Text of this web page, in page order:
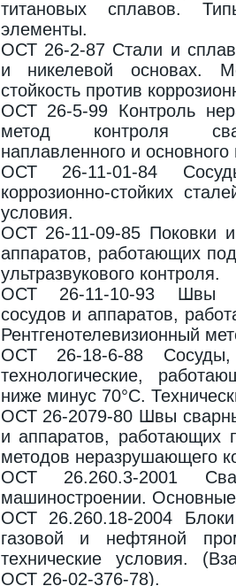
титановых сплавов.
элементы.
ОСТ 26-2-87 Стали и
и никелевой основах.
стойкость против
ОСТ 26-5-99 Контроль
метод контроля
наплавленного и
ОСТ 26-11-01-84
коррозионно-стойких
условия.
ОСТ 26-11-09-85 Поковки
аппаратов, работающих
ультразвукового контроля.
ОСТ 26-11-10-93 Швы
сосудов и аппаратов,
Рентгенотелевизионный
ОСТ 26-18-6-88
технологические,
ниже минус 70°С.
ОСТ 26-2079-80 Швы
и аппаратов, работающих
методов неразрушающего
ОСТ 26.260.3-2001
машиностроении.
ОСТ 26.260.18-2004 Блоки
газовой и нефтяной
технические условия.
ОСТ 26-02-376-78).